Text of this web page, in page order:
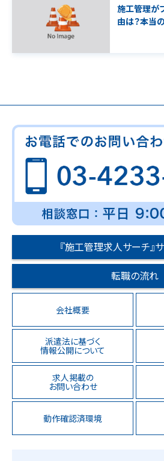
施工管理が
由は？本当
『施工管理求人サーチ』
転職の流れ
会社概要
派遣法に基づく
情報公開について
求人掲載の
お問い合わせ
動作確認済環境